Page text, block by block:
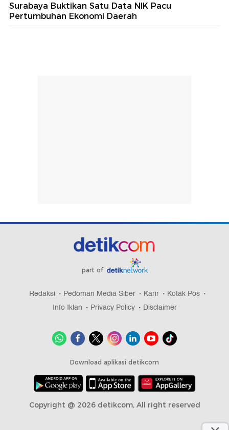
Surabaya Buktikan Satu Data NIK Pacu
Pertumbuhan Ekonomi Daerah
part of
Redaksi Pedoman Media Siber Karir
Kotak Pos
Info Iklan
Privacy Policy Disclaimer
Download aplikasi detikcom
Copyright @ 2026 detikcom, All right reserved